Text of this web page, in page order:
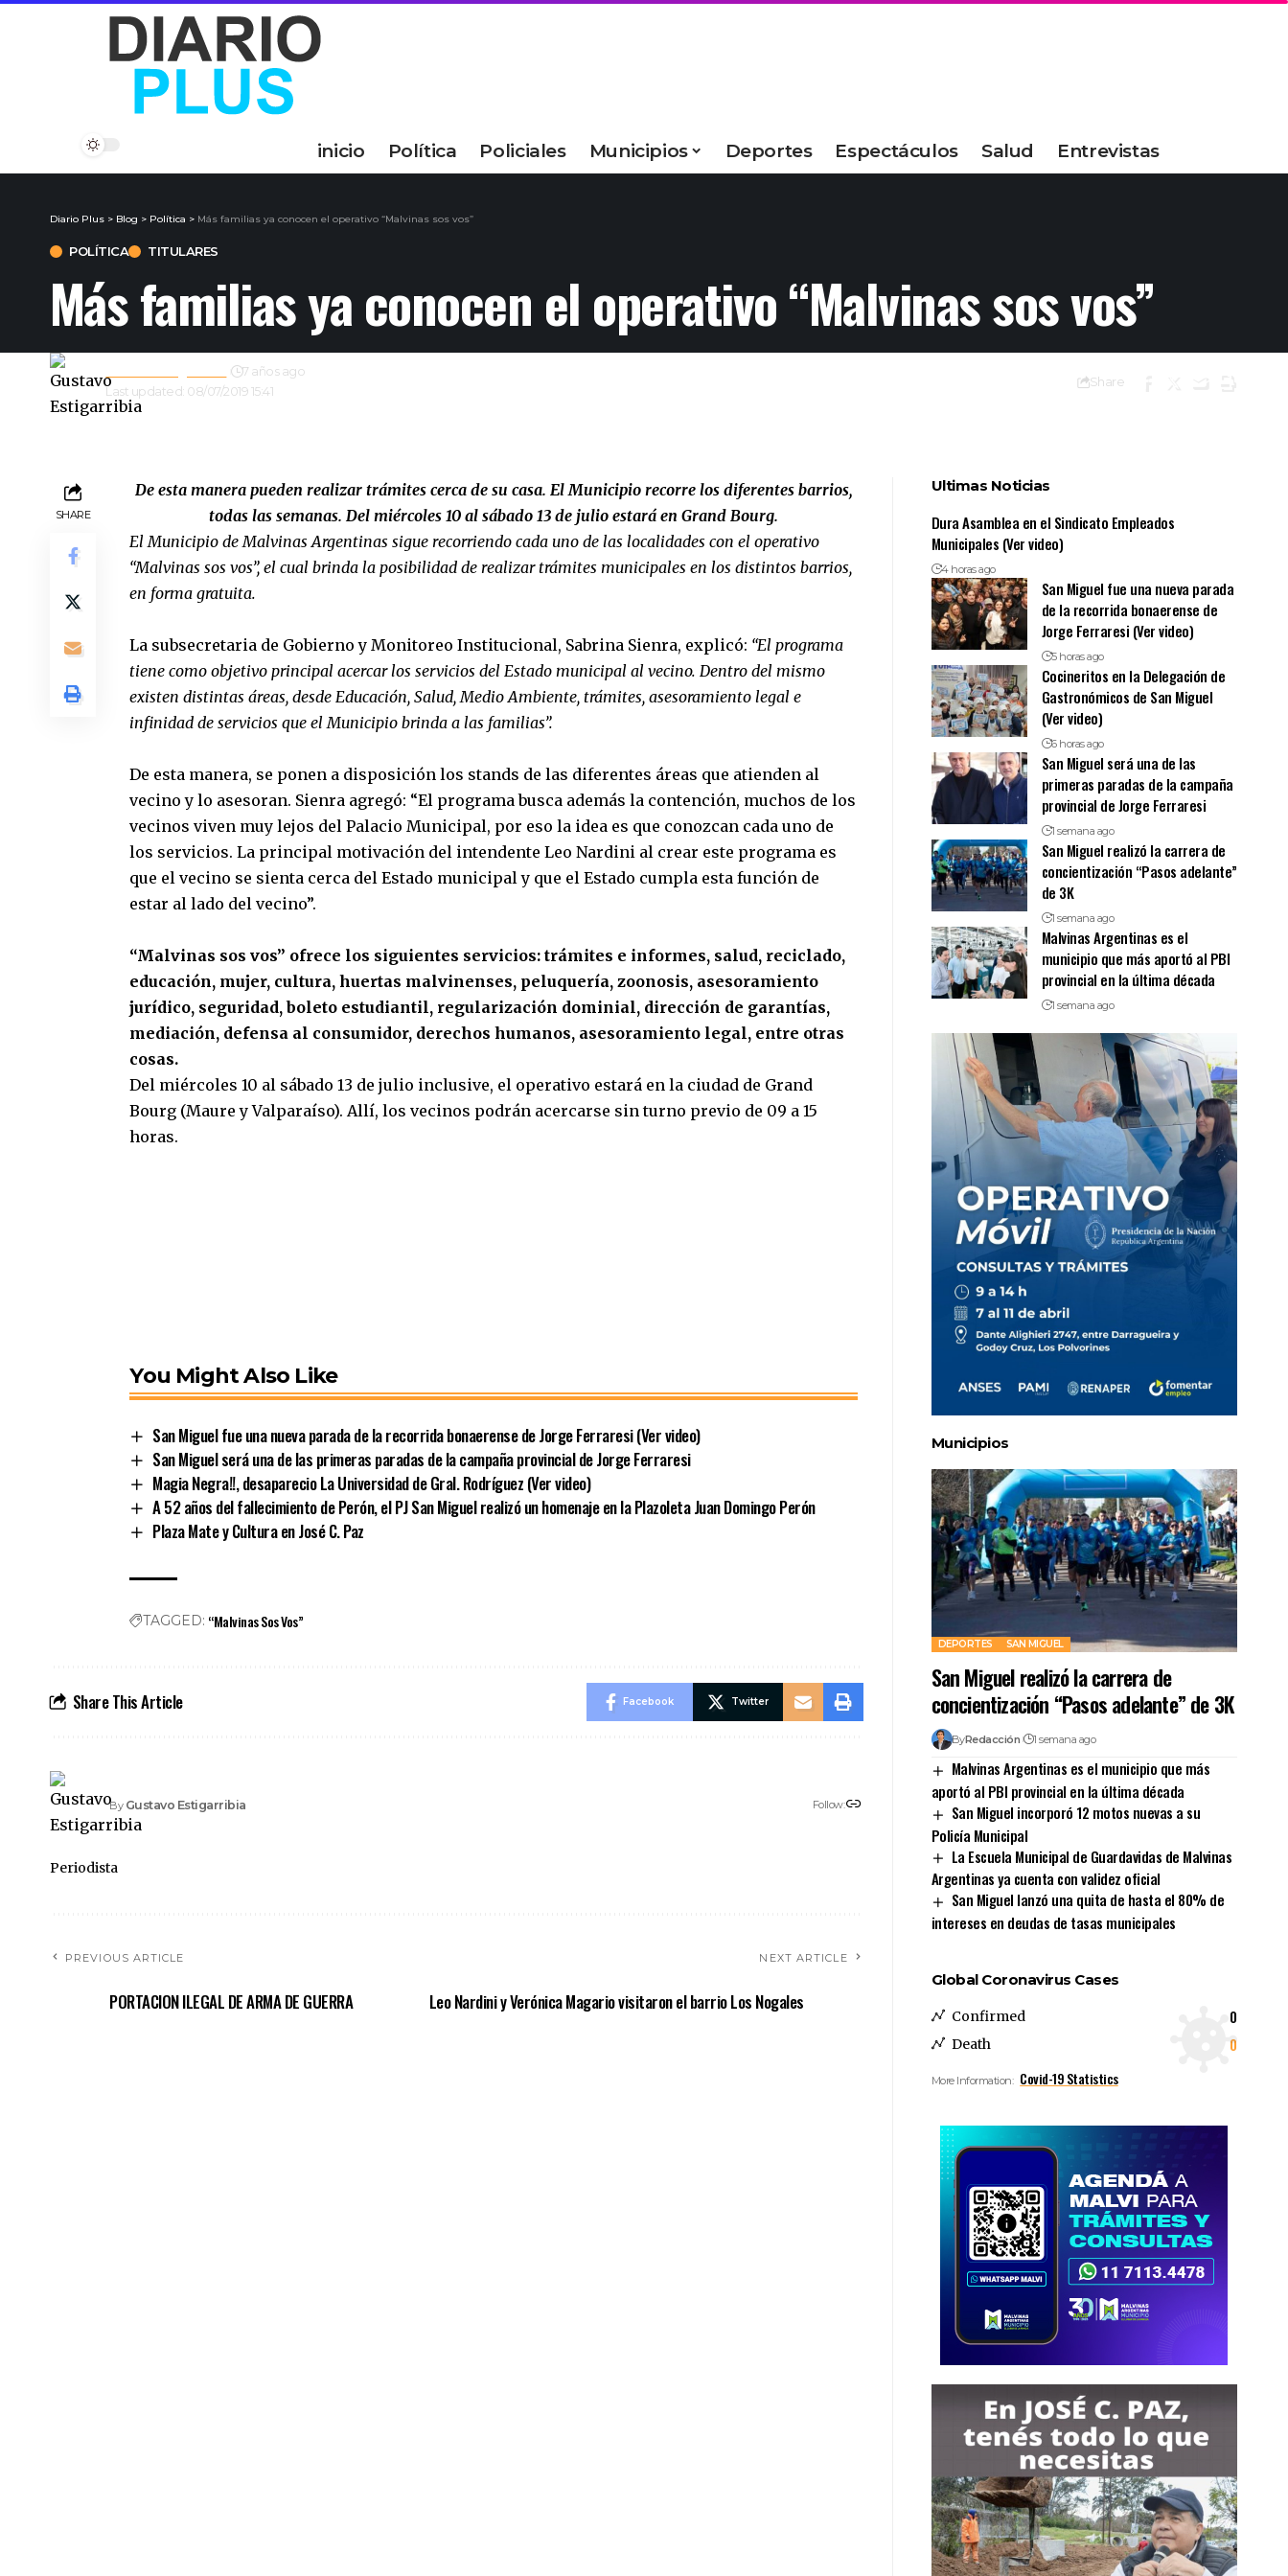
inicio Política Policiales Municipios Deportes Espectáculos Salud Entrevistas
Diario Plus > Blog > Política > Más familias ya conocen el operativo “Malvinas sos vos”
POLÍTICA TITULARES
Más familias ya conocen el operativo “Malvinas sos vos”
Last updated: 08/07/2019 15:41
7 años ago
Share
SHARE
De esta manera pueden realizar trámites cerca de su casa. El Municipio recorre los diferentes barrios,
todas las semanas. Del miércoles 10 al sábado 13 de julio estará en Grand Bourg.
El Municipio deMalvinas Argentinas sigue recorriendo cada uno de las localidades con el operativo
“Malvinas sos vos”, el cual brinda la posibilidad de realizar trámites municipales en los distintos barrios,
en forma gratuita.
La subsecretaria de Gobierno y Monitoreo Institucional, Sabrina Sienra, explicó: “El programa
tiene como objetivo principal acercar los servicios del Estado municipal al vecino. Dentro del mismo
existen distintas áreas, desde Educación, Salud, Medio Ambiente, trámites, asesoramiento legal e
infinidad de servicios que el Municipio brinda a las familias”.
De esta manera, se ponen a disposición los stands de las diferentes áreas que atienden al
vecino y lo asesoran. Sienra agregó: “El programa busca además la contención, muchos de los
vecinos viven muy lejos del Palacio Municipal, por eso la idea es que conozcan cada uno de
los servicios. La principal motivación del intendente Leo Nardini al crear este programa es
que el vecino se sienta cerca del Estado municipal y que el Estado cumpla esta función de
estar al lado del vecino”.
“Malvinas sos vos” ofrece los siguientes servicios: trámites e informes, salud, reciclado,
educación, mujer, cultura, huertas malvinenses, peluquería, zoonosis, asesoramiento
jurídico, seguridad, boleto estudiantil, regularización dominial, dirección de garantías,
mediación, defensa al consumidor, derechos humanos, asesoramiento legal, entre otras
cosas.
Del miércoles 10 al sábado 13 de julio inclusive, el operativo estará en la ciudad de Grand
Bourg (Maure y Valparaíso). Allí, los vecinos podrán acercarse sin turno previo de 09 a 15
horas.
You Might Also Like
San Miguel fue una nueva parada de la recorrida bonaerense de Jorge Ferraresi (Ver video)
San Miguel será una de las primeras paradas de la campaña provincial de Jorge Ferraresi
Magia Negra!!, desaparecio La Universidad de Gral. Rodríguez (Ver video)
A 52 años del fallecimiento de Perón, el PJ San Miguel realizó un homenaje en la Plazoleta Juan Domingo Perón
Plaza Mate y Cultura en José C. Paz
TAGGED: “Malvinas Sos Vos”
Share This Article Facebook Twitter
By Gustavo Estigarribia Follow:
Periodista
PREVIOUS ARTICLE
PORTACION ILEGAL DE ARMA DE GUERRA
NEXT ARTICLE
Leo Nardini y Verónica Magario visitaron el barrio Los Nogales
Ultimas Noticias
Dura Asamblea en el Sindicato Empleados
Municipales (Ver video)
4 horas ago
San Miguel fue una nueva parada
de la recorrida bonaerense de
Jorge Ferraresi (Ver video)
5 horas ago
Cocineritos en la Delegación de
Gastronómicos de San Miguel
(Ver video)
6 horas ago
San Miguel será una de las
primeras paradas de la campaña
provincial de Jorge Ferraresi
1 semana ago
San Miguel realizó la carrera de
concientización “Pasos adelante”
de 3K
1 semana ago
Malvinas Argentinas es el
municipio que más aportó al PBI
provincial en la última década
1 semana ago
Municipios
DEPORTES SAN MIGUEL
San Miguel realizó la carrera de
concientización “Pasos adelante” de 3K
ByRedacción 1 semana ago
Malvinas Argentinas es el municipio que más
aportó al PBI provincial en la última década
San Miguel incorporó 12 motos nuevas a su
Policía Municipal
La Escuela Municipal de Guardavidas de Malvinas
Argentinas ya cuenta con validez oficial
San Miguel lanzó una quita de hasta el 80% de
intereses en deudas de tasas municipales
Global Coronavirus Cases
Confirmed 0
Death 0
More Information: Covid-19 Statistics